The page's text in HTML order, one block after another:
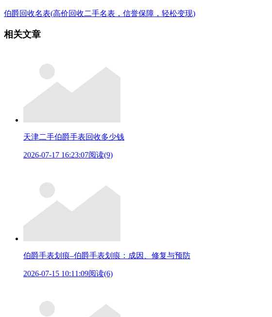
伯爵回收名表(高价回收二手名表，信誉保障，轻松变现)
相关文章
天津二手伯爵手表回收多少钱
2026-07-17 16:23:07阅读(9)
伯爵手表划痕–伯爵手表划痕：成因、修复与预防
2026-07-15 10:11:09阅读(6)